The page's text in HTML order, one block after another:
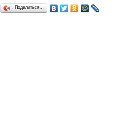
Поделиться…